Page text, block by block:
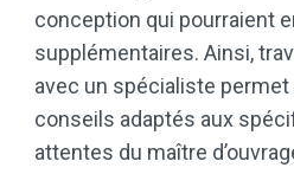
conception qui pourraient
supplémentaires. Ainsi,
avec un spécialiste
conseils adaptés aux
attentes du maître